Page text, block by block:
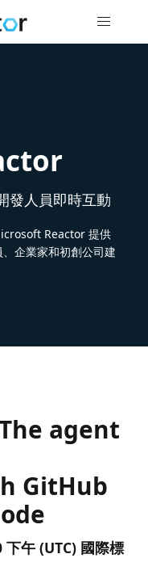
發人員即時互動
Reactor 提供
企業家和初創公司建
agent
GitHub
午 (UTC) 國際標